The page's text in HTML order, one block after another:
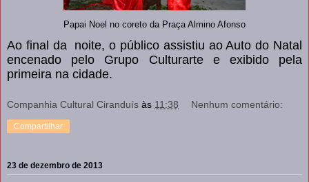
Papai Noel no coreto da Praça Almino Afonso
Ao final da
noite, o público assistiu ao Auto do Natal
encenado pelo Grupo Culturarte e exibido pela
primeira na cidade.
Companhia Cultural Ciranduís às 11:38 Nenhum comentário:
Compartilhar
23 de dezembro de 2013